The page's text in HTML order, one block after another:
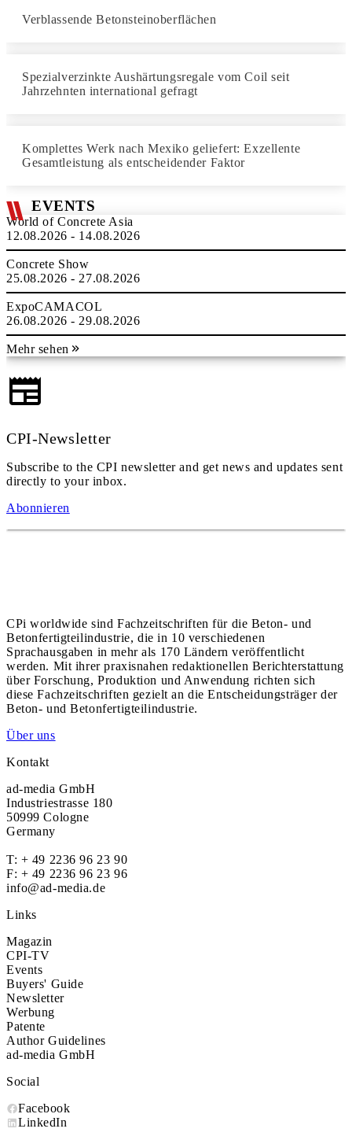
Verblassende Betonsteinoberflächen
Spezialverzinkte Aushärtungsregale vom Coil seit
Jahrzehnten international gefragt
Komplettes Werk nach Mexiko geliefert: Exzellente
Gesamtleistung als entscheidender Faktor
EVENTS
World of Concrete Asia
12.08.2026 - 14.08.2026
Concrete Show
25.08.2026 - 27.08.2026
ExpoCAMACOL
26.08.2026 - 29.08.2026
Mehr sehen
CPI-Newsletter
Subscribe to the CPI newsletter and get news and updates sent
directly to your inbox.
Abonnieren
CPi worldwide sind Fachzeitschriften für die Beton- und
Betonfertigteilindustrie, die in 10 verschiedenen
Sprachausgaben in mehr als 170 Ländern veröffentlicht
werden. Mit ihrer praxisnahen redaktionellen Berichterstattung
über Forschung, Produktion und Anwendung richten sich
diese Fachzeitschriften gezielt an die Entscheidungsträger der
Beton- und Betonfertigteilindustrie.
Über uns
Kontakt
ad-media GmbH
Industriestrasse 180
50999 Cologne
Germany
T: + 49 2236 96 23 90
F: + 49 2236 96 23 96
info@ad-media.de
Links
Magazin
CPI-TV
Events
Buyers' Guide
Newsletter
Werbung
Patente
Author Guidelines
ad-media GmbH
Social
Facebook
LinkedIn